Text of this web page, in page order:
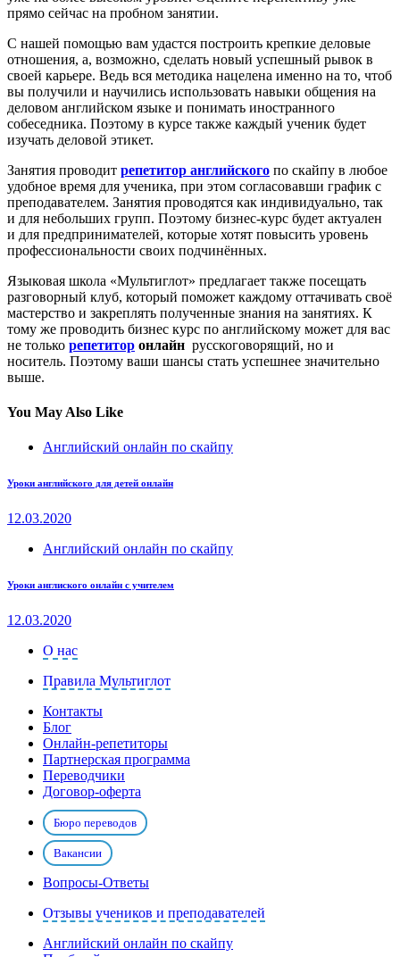
прямо сейчас на пробном занятии.
С нашей помощью вам удастся построить крепкие деловые
отношения, а, возможно, сделать новый успешный рывок в
своей карьере. Ведь вся методика нацелена именно на то, чтоб
вы получили и научились использовать навыки общения на
деловом английском языке и понимать иностранного
собеседника. Поэтому в курсе также каждый ученик будет
изучать деловой этикет.
Занятия проводит репетитор английского по скайпу в любое
удобное время для ученика, при этом согласовавши график с
преподавателем. Занятия проводятся как индивидуально, так
и для небольших групп. Поэтому бизнес-курс будет актуален
и для предпринимателей, которые хотят повысить уровень
профессиональности своих подчинённых.
Языковая школа «Мультиглот» предлагает также посещать
разговорный клуб, который поможет каждому оттачивать своё
мастерство и закреплять полученные знания на занятиях. К
тому же проводить бизнес курс по английскому может для вас
не только репетитор онлайн русскоговорящий, но и
носитель. Поэтому ваши шансы стать успешнее значительно
выше.
You May Also Like
Английский онлайн по скайпу
Уроки английского для детей онлайн
12.03.2020
Английский онлайн по скайпу
Уроки англиского онлайн с учителем
12.03.2020
О нас
Правила Мультиглот
Контакты
Блог
Онлайн-репетиторы
Партнерская программа
Переводчики
Договор-оферта
Бюро переводов
Вакансии
Вопросы-Ответы
Отзывы учеников и преподавателей
Английский онлайн по скайпу